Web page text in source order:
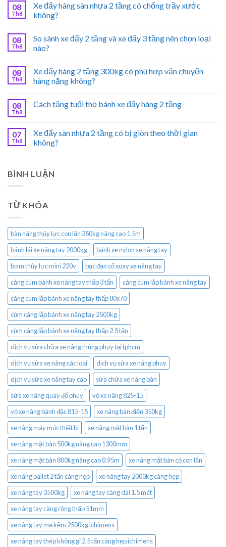
08
Th8
Xe đẩy hàng sàn nhựa 2 tầng có chống trầy xước
không?
08
Th8
So sánh xe đẩy 2 tầng và xe đẩy 3 tầng nên chọn loại
nào?
08
Th8
Xe đẩy hàng 2 tầng 300kg có phù hợp vận chuyển
hàng nặng không?
08
Th8
Cách tăng tuổi thọ bánh xe đẩy hàng 2 tầng
07
Th8
Xe đẩy sàn nhựa 2 tầng có bị giòn theo thời gian
không?
BÌNH LUẬN
TỪ KHÓA
bàn nâng thủy lực con lăn 350kg nâng cao 1.5m
bánh lái xe nâng tay 2000kg
bánh xe nylon xe nâng tay
bơm thủy lực mini 220v
bạc đạn cổ xoay xe nâng tay
càng cùm bánh xe nâng tay thấp 3 tấn
càng cùm lắp bánh xe nâng tay
càng cùm lắp bánh xe nâng tay thấp 80x70
cùm càng lắp bánh xe nâng tay 2500kg
cùm càng lắp bánh xe nâng tay thấp 2.5 tấn
dịch vụ sửa chữa xe nâng thùng phuy tại tphcm
dịch vụ sửa xe nâng các loại
dịch vụ sửa xe nâng phuy
dịch vụ sửa xe nâng tay cao
sửa chữa xe nâng bàn
sửa xe nâng quay đổ phuy
vỏ xe nâng 825-15
vỏ xe nâng bánh đặc 815-15
xe nâng bàn điện 350kg
xe nâng máy móc thiết bị
xe nâng mặt bàn 1 tấn
xe nâng mặt bàn 500kg nâng cao 1300mm
xe nâng mặt bàn 800kg nâng cao 0.95m
xe nâng mặt bàn có con lăn
xe nâng pallet 2 tấn càng hẹp
xe nâng tay 2000kg càng hẹp
xe nâng tay 3500kg
xe nâng tay càng dài 1.5 mét
xe nâng tay càng rộng thấp 51mm
xe nâng tay mạ kẽm 2500kg ichimens
xe nâng tay thép không gỉ 2.5 tấn càng hẹp ichimens